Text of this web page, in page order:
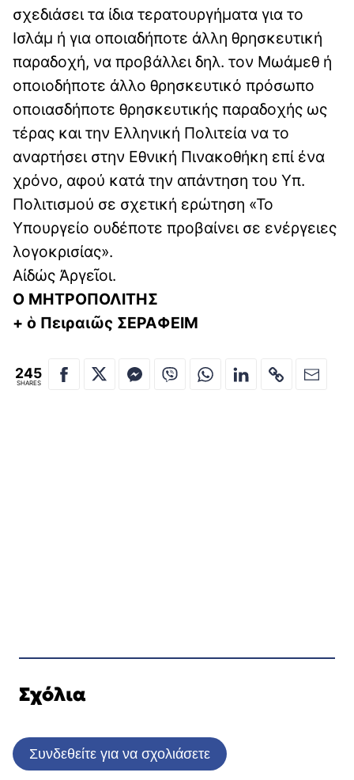
σχεδιάσει τα ίδια τερατουργήματα για το
Ισλάμ ή για οποιαδήποτε άλλη θρησκευτική
παραδοχή, να προβάλλει δηλ. τον Μωάμεθ ή
οποιοδήποτε άλλο θρησκευτικό πρόσωπο
οποιασδήποτε θρησκευτικής παραδοχής ως
τέρας και την Ελληνική Πολιτεία να το
αναρτήσει στην Εθνική Πινακοθήκη επί ένα
χρόνο, αφού κατά την απάντηση του Υπ.
Πολιτισμού σε σχετική ερώτηση «Το
Υπουργείο ουδέποτε προβαίνει σε ενέργειες
λογοκρισίας».
Αἰδώς Ἀργεῖοι.
Ο ΜΗΤΡΟΠΟΛΙΤΗΣ
+ ὁ Πειραιῶς ΣΕΡΑΦΕΙΜ
245
SHARES
Σχόλια
Συνδεθείτε για να σχολιάσετε